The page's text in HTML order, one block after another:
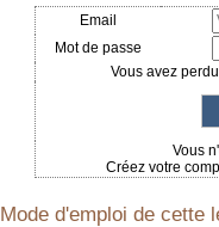
Email
Mot de passe
Vous avez
Vous
Créez votre
Mode d'emploi de cette